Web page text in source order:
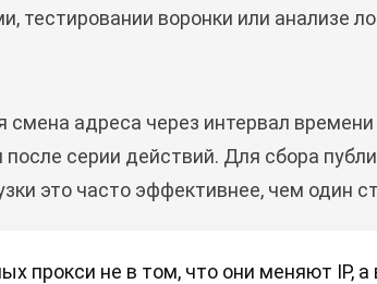
тестировании воронки или анализе
смена адреса через интервал
серии действий. Для сбора
это часто эффективнее, чем один
прокси не в том, что они меняют IP,